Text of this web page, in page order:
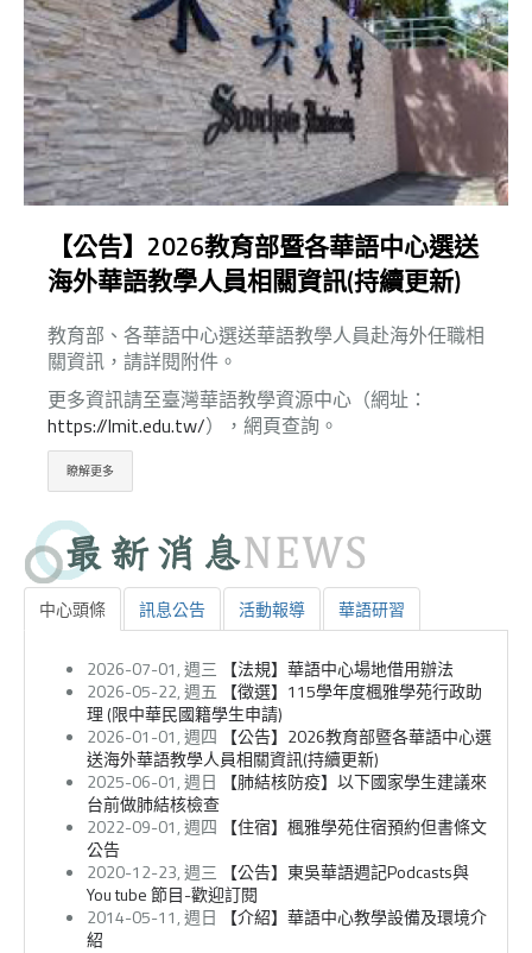
東吳大學華語教學中心場地使用辦法，請詳閱附件。
本中心華語學員報名可享測驗費九折優惠。報名時
間、如何報名、如何取得測驗費九折優惠碼，
至這個網頁閱讀詳情。
【公告】2026教育部暨各華語中心選送
海外華語教學人員相關資訊(持續更新)
教育部、各華語中心選送華語教學人員赴海外任職相
關資訊，請詳閱附件。
更多資訊請至臺灣華語教學資源中心（網址：
https://lmit.edu.tw/）， 網頁查詢。
瞭解更多
中心頭條 訊息公告 活動報導 華語研習
2026-07-01, 週三
【法規】華語中心場地借用辦法
2026-05-22, 週五
【徵選】115學年度楓雅學苑行政助
理 (限中華民國籍學生申請)
2026-01-01, 週四
【公告】2026教育部暨各華語中心選
送海外華語教學人員相關資訊(持續更新)
2025-06-01, 週日
【肺結核防疫】以下國家學生建議來
台前做肺結核檢查
2022-09-01, 週四
【住宿】楓雅學苑住宿預約但書條文
公告
2020-12-23, 週三
【公告】東吳華語週記Podcasts與
You tube 節目-歡迎訂閱
2014-05-11, 週日
【介紹】華語中心教學設備及環境介
紹